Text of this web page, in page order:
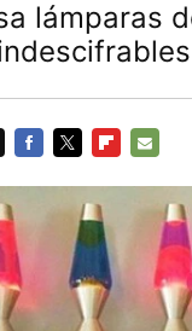
lámparas
MAIL